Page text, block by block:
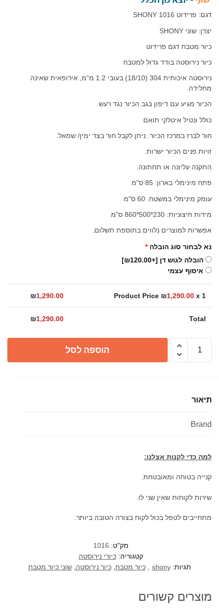
דגם: פרידוט 1016 SHONY
יצרן: שוני SHONY
כיור מטבח דגם פרידוט
כיור נירוסטה בודד גדול למטבח
נירוסטה איכותית 304 (18/10) בעובי 1.2 מ"מ, אירופאית שאינה
מחלידה.
הכיור מגיע עם דיפון בגב הכיור נגד רעש.
כולל ונטיל איטלקי תואם
חור לברז במרכז הכיור. ניתן לקבל חור בצד ימין/ שמאל.
זויות פנים הכיור ישרות.
התקנה עליונה או תחתונה.
פתח מינימלי בארון: 85 ס"מ
עומק מינימלי במשטח: 60 ס"מ
מידות חיצוניות: 230*500*860 ס"מ
אפשרות למוצרים נלווים בתוספת תשלום.
נא לבחור סוג הובלה *
הובלה לגוש דן [+₪120.00]
איסוף עצמי
Product Price ₪1,290.00 x 1
₪1,290.00
Total
₪1,290.00
נירוסטה
גדול
הוספה לסל
תיאור
Brand
למה כדי לקנות אצלנו:
קנייה בטוחה ומאובטחת.
שירות לקוחות שאין שני לו.
מתחייבים לטפל בכול לקוח בצורה הטובה ביותר.
מק"ט: 1016
קטגוריה:כיורי נירוסטה
תגיות:shony
,כיור מטבח ,כיור נירוסטה ,שוני כיור מטבח
מוצרים קשורים